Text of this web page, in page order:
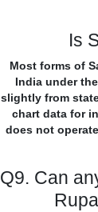
Is
Most forms of
India under
slightly from
chart data for
does not
Q9. Can